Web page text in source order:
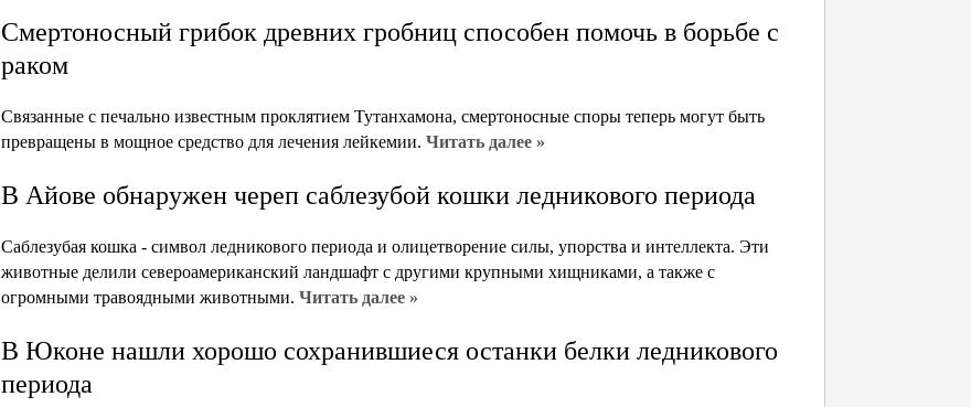
Смертоносный грибок древних гробниц способен помочь в борьбе с
раком
Связанные с печально известным проклятием Тутанхамона, смертоносные споры теперь могут быть
превращены в мощное средство для лечения лейкемии. Читать далее »
В Айове обнаружен череп саблезубой кошки ледникового периода
Саблезубая кошка - символ ледникового периода и олицетворение силы, упорства и интеллекта. Эти
животные делили североамериканский ландшафт с другими крупными хищниками, а также с
огромными травоядными животными. Читать далее »
В Юконе нашли хорошо сохранившиеся останки белки ледникового
периода